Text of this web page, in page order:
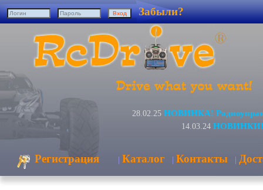
Забыли?
28.02.25 НОВИНКА!
14.03.24 НОВИНКИ!
Регистрация | Каталог | Контакты |